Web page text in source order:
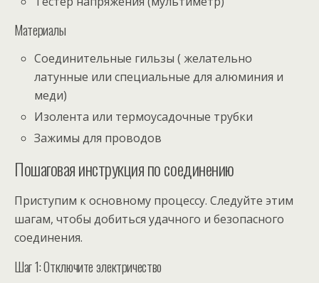
Материалы
Соединительные гильзы ( желательно
латунные или специальные для алюминия и
меди)
Изолента или термоусадочные трубки
Зажимы для проводов
Пошаговая инструкция по соединению
Приступим к основному процессу. Следуйте этим
шагам, чтобы добиться удачного и безопасного
соединения.
Шаг 1: Отключите электричество